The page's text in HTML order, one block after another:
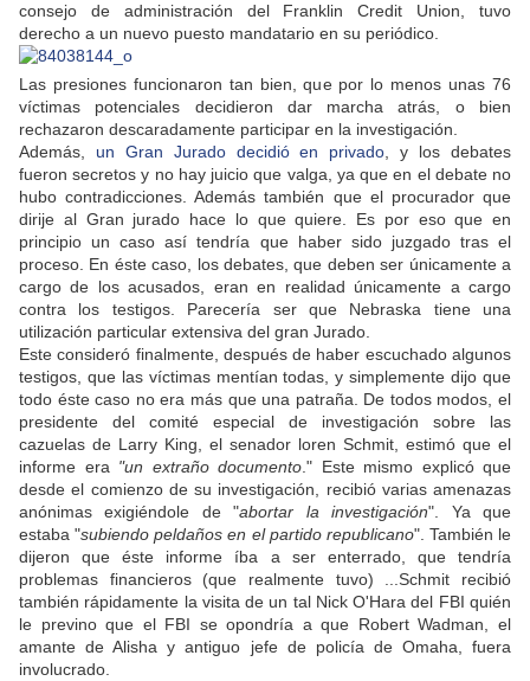
consejo de administración del Franklin Credit Union, tuvo
derecho a un nuevo puesto mandatario en su periódico.
Las presiones funcionaron tan bien, que por lo menos unas 76
víctimas potenciales decidieron dar marcha atrás, o bien
rechazaron descaradamente participar en la investigación.
Además, un Gran Jurado decidió en privado , y los debates
fueron secretos y no hay juicio que valga, ya que en el debate no
hubo contradicciones. Además también que el procurador que
dirije al Gran jurado hace lo que quiere. Es por eso que en
principio un caso así tendría que haber sido juzgado tras el
proceso. En éste caso, los debates, que deben ser únicamente a
cargo de los acusados, eran en realidad únicamente a cargo
contra los testigos. Parecería ser que Nebraska tiene una
utilización particular extensiva del gran Jurado.
Este consideró finalmente, después de haber escuchado algunos
testigos, que las víctimas mentían todas, y simplemente dijo que
todo éste caso no era más que una patraña. De todos modos, el
presidente del comité especial de investigación sobre las
cazuelas de Larry King, el senador loren Schmit, estimó que el
informe era "un extraño documento ." Este mismo explicó que
desde el comienzo de su investigación, recibió varias amenazas
anónimas exigiéndole de "abortar la investigación". Ya que
estaba "subiendo peldaños en el partido republicano". También le
dijeron que éste informe íba a ser enterrado, que tendría
problemas financieros (que realmente tuvo) ...Schmit recibió
también rápidamente la visita de un tal Nick O'Hara del FBI quién
le previno que el FBI se opondría a que Robert Wadman, el
amante de Alisha y antiguo jefe de policía de Omaha, fuera
involucrado.